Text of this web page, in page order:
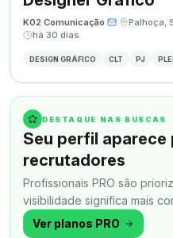
K02 Comunicação· ·
há 30 dias
DESIGN GRÁFICO CLT PJ
DESTAQUE NAS BUSCAS
Seu perfil aparece
recrutadores
Profissionais PRO são
visibilidade significa mais
todo momento.
Ver planos PRO